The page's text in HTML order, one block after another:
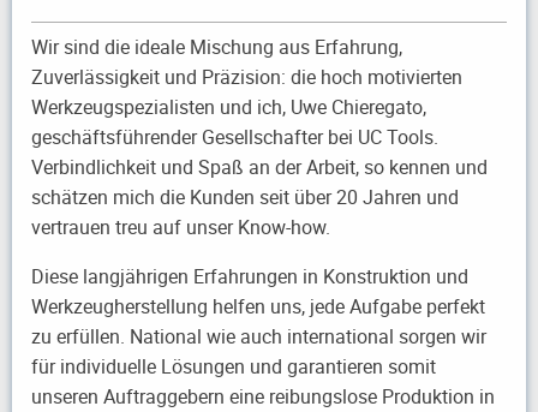
Wir sind die ideale Mischung aus Erfahrung,
Zuverlässigkeit und Präzision: die hoch motivierten
Werkzeugspezialisten und ich, Uwe Chieregato,
geschäftsführender Gesellschafter bei UC Tools.
Verbindlichkeit und Spaß an der Arbeit, so kennen und
schätzen mich die Kunden seit über 20 Jahren und
vertrauen treu auf unser Know-how.
Diese langjährigen Erfahrungen in Konstruktion und
Werkzeugherstellung helfen uns, jede Aufgabe perfekt
zu erfüllen. National wie auch international sorgen wir
für individuelle Lösungen und garantieren somit
unseren Auftraggebern eine reibungslose Produktion in